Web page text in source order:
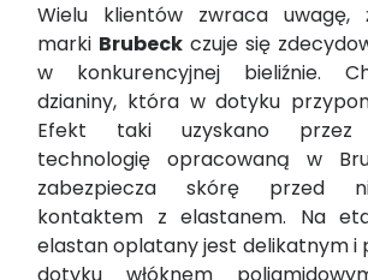
Wielu klientów zwraca uwagę,
marki Brubeck czuje się
w konkurencyjnej bieliźnie.
dzianiny, która w dotyku
Efekt taki uzyskano przez
technologię opracowaną w
zabezpiecza skórę przed
kontaktem z elastanem. Na
elastan oplatany jest delikatnym i